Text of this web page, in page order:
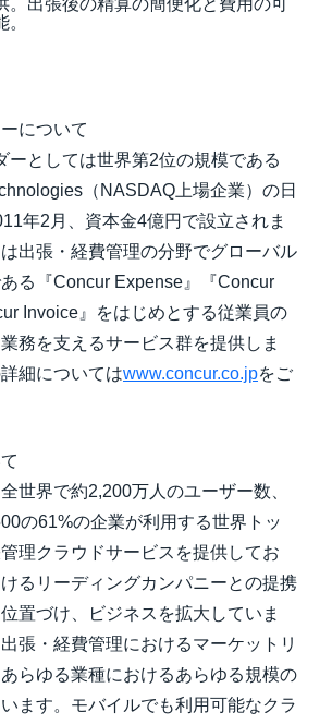
。出張後の精算の簡便化と費用の可
について
ーとしては世界第2位の規模である
（NASDAQ上場企業）の日
年2月、資本金4億円で設立されま
出張・経費管理の分野でグローバル
る『Concur Expense』『Concur
Invoice』をはじめとする従業員の
務を支えるサービス群を提供しま
細についてはwww.concur.co.jpをご
世界で約2,200万人のユーザー数、
の61%の企業が利用する世界トッ
理クラウドサービスを提供してお
るリーディングカンパニーとの提携
置づけ、ビジネスを拡大していま
張・経費管理におけるマーケットリ
らゆる業種におけるあらゆる規模の
ます。モバイルでも利用可能なクラ